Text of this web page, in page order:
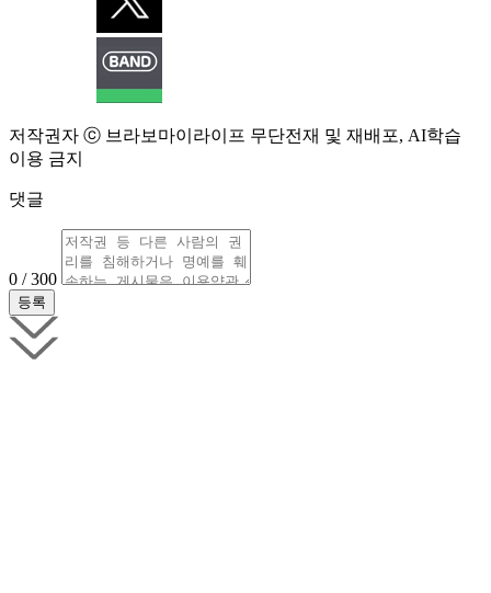
저작권자 ⓒ 브라보마이라이프 무단전재 및 재배포, AI학습
이용 금지
댓글
0 / 300